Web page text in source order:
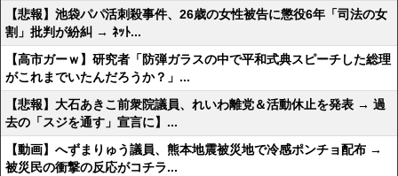
【悲報】池袋パパ活刺殺事件、26歳の女性被告に懲役6年「司法の女
割」批判が紛糾 → ﾈｯﾄ...
【高市ガーｗ】研究者「防弾ガラスの中で平和式典スピーチした総理
がこれまでいたんだろうか？」...
【悲報】大石あきこ前衆院議員、れいわ離党＆活動休止を発表 → 過
去の「スジを通す」宣言に】...
【動画】へずまりゅう議員、熊本地震被災地で冷感ポンチョ配布 →
被災民の衝撃の反応がコチラ...